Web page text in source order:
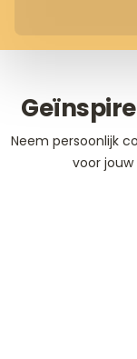
Neem persoonlijk
voor